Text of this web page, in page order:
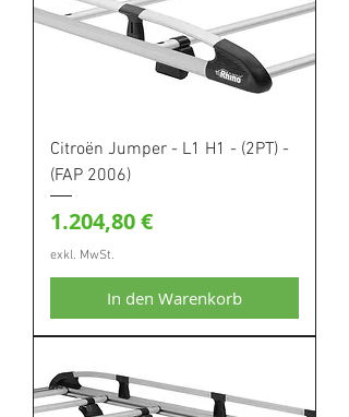
Citroën Jumper - L1 H1 - (2PT) -
(FAP 2006)
Preis
1.204,80 €
exkl. MwSt.
In den Warenkorb